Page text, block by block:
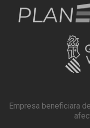
Empresa beneficiara